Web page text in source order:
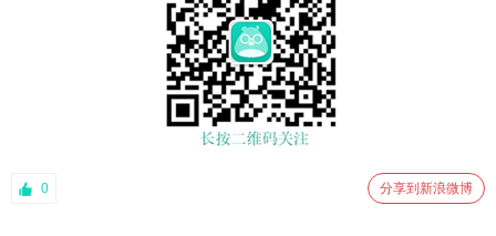
0 分享到新浪微博